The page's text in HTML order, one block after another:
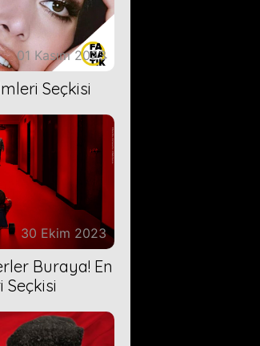
01 Kasım 2023
Seçkisi
30 Ekim 2023
Buraya! En